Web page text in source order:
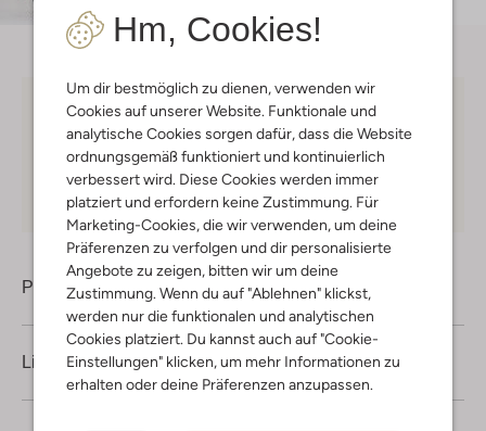
Hm, Cookies!
Um dir bestmöglich zu dienen, verwenden wir
Cookies auf unserer Website. Funktionale und
analytische Cookies sorgen dafür, dass die Website
ordnungsgemäß funktioniert und kontinuierlich
verbessert wird. Diese Cookies werden immer
platziert und erfordern keine Zustimmung. Für
Marketing-Cookies, die wir verwenden, um deine
Präferenzen zu verfolgen und dir personalisierte
Angebote zu zeigen, bitten wir um deine
Zustimmung. Wenn du auf "Ablehnen" klickst,
werden nur die funktionalen und analytischen
Cookies platziert. Du kannst auch auf "Cookie-
Einstellungen" klicken, um mehr Informationen zu
erhalten oder deine Präferenzen anzupassen.
Kostenloser Versand ab € 75 für Club-Omoda
Mitglieder in Deutschland
Kauf auf Rechnung 30 TagenRückgaberecht
Produktinformation
Lieferung & Rückgabe